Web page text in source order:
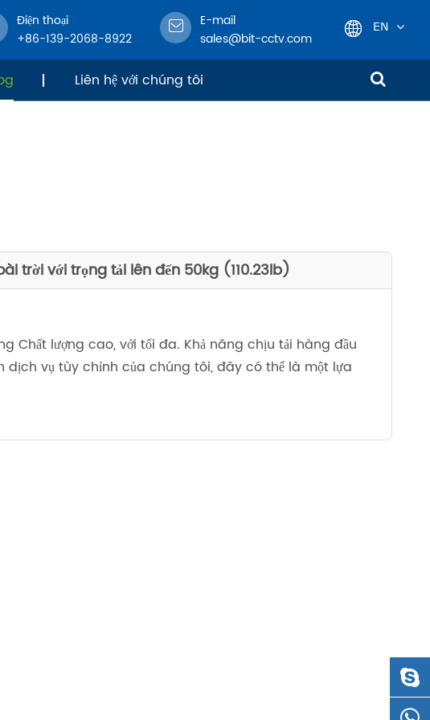
Điện thoại
+86-139-2068-8922
E-mail
sales@bit-cctv.com
EN
Español
русский
Liên hệ với chúng tôi
trời với trọng tải lên đến 50kg (110.23lb)
Chất lượng cao, với tối đa. Khả năng chịu tải hàng đầu
dịch vụ tùy chỉnh của chúng tôi, đây có thể là một lựa